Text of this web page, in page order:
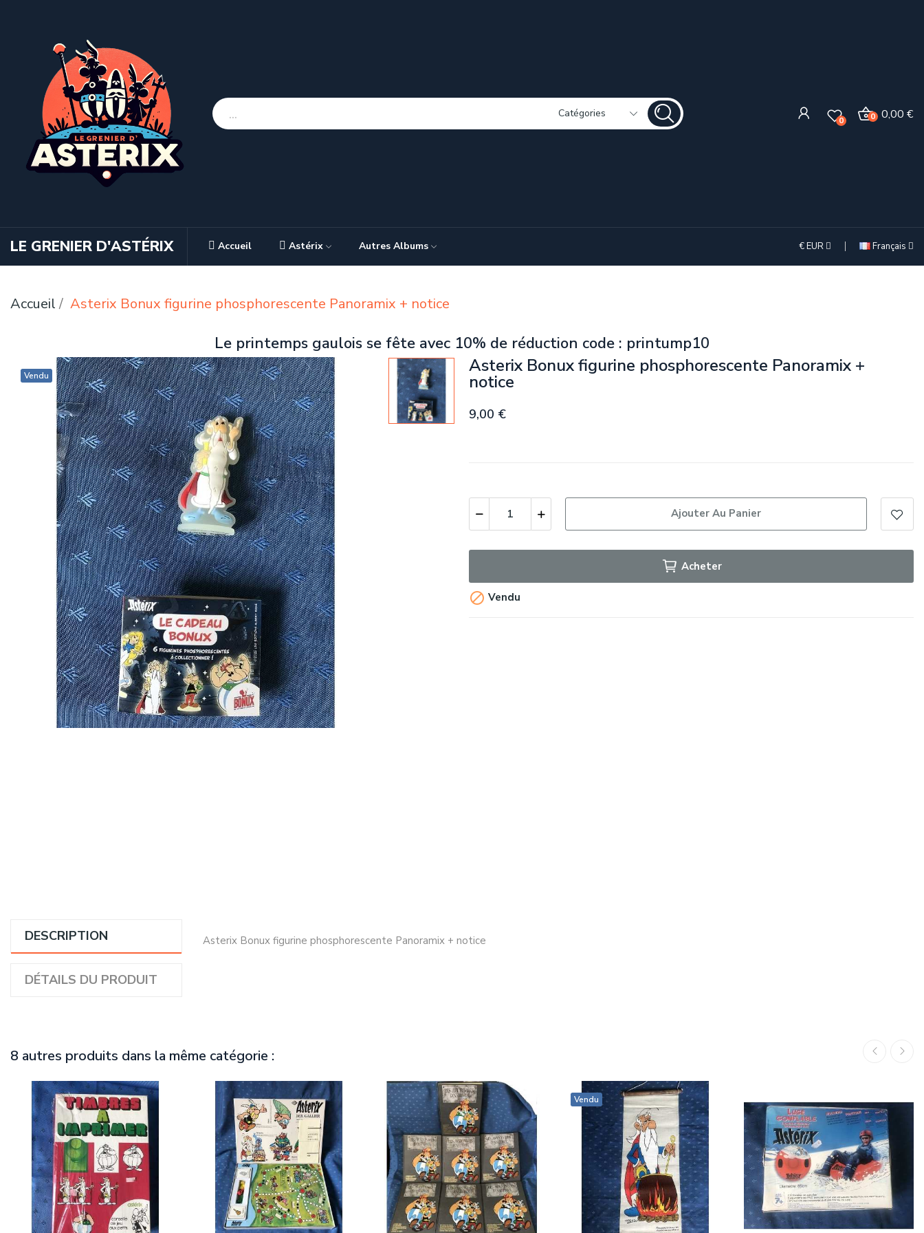
Catégories
0 0,00 €
0
LE GRENIER D'ASTÉRIX Accueil Astérix Autres Albums €EUR Français
Accueil Asterix Bonux figurine phosphorescente Panoramix + notice
Le printemps gaulois se fête avec 10% de réduction code : printump10
Vendu Asterix Bonux figurine phosphorescente Panoramix +
notice
9,00 €
Ajouter Au Panier
Acheter
 Vendu
DESCRIPTION
DÉTAILS DU PRODUIT
Asterix Bonux figurine phosphorescente Panoramix + notice
8 autres produits dans la même catégorie :
Vendu